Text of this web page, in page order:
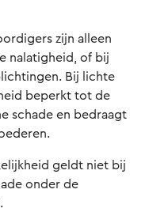
zijn alleen
nalatigheid, of bij
Bij lichte
beperkt tot de
schade en bedraagt
geldt niet bij
onder de